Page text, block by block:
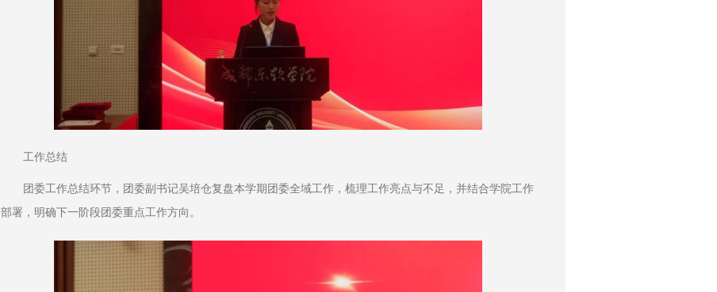
工作总结
团委工作总结环节，团委副书记吴培仓复盘本学期团委全域工作，梳理工作亮点与不足，并结合学院工作
部署，明确下一阶段团委重点工作方向。